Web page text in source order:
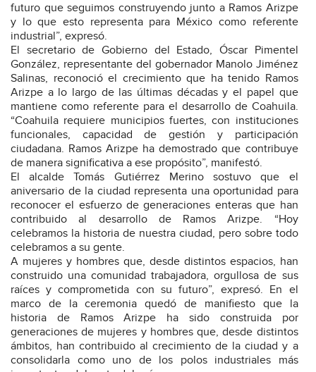
futuro que seguimos construyendo junto a Ramos Arizpe
y lo que esto representa para México como referente
industrial”, expresó.
El secretario de Gobierno del Estado, Óscar Pimentel
González, representante del gobernador Manolo Jiménez
Salinas, reconoció el crecimiento que ha tenido Ramos
Arizpe a lo largo de las últimas décadas y el papel que
mantiene como referente para el desarrollo de Coahuila.
“Coahuila requiere municipios fuertes, con instituciones
funcionales, capacidad de gestión y participación
ciudadana. Ramos Arizpe ha demostrado que contribuye
de manera significativa a ese propósito”, manifestó.
El alcalde Tomás Gutiérrez Merino sostuvo que el
aniversario de la ciudad representa una oportunidad para
reconocer el esfuerzo de generaciones enteras que han
contribuido al desarrollo de Ramos Arizpe. “Hoy
celebramos la historia de nuestra ciudad, pero sobre todo
celebramos a su gente.
A mujeres y hombres que, desde distintos espacios, han
construido una comunidad trabajadora, orgullosa de sus
raíces y comprometida con su futuro”, expresó. En el
marco de la ceremonia quedó de manifiesto que la
historia de Ramos Arizpe ha sido construida por
generaciones de mujeres y hombres que, desde distintos
ámbitos, han contribuido al crecimiento de la ciudad y a
consolidarla como uno de los polos industriales más